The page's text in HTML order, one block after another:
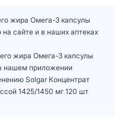
жира Омега-3 капсулы
сайте и в наших аптеках
жира Омега-3 капсулы
нашем приложении
Solgar Концентрат
1425/1450 мг 120 шт